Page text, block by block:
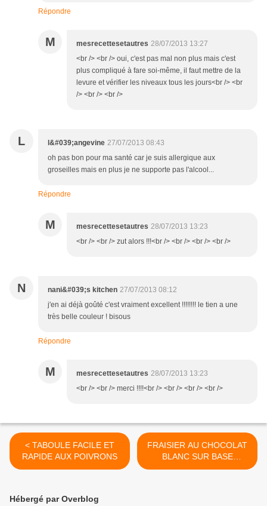
Répondre
M mesrecettesetautres 28/07/2013 13:27
<br /> <br /> oui, c'est pas mal non plus mais c'est
plus compliqué à fare soi-même, il faut mettre de la
levure et vérifier les niveaux tous les jours<br /> <br
/> <br /> <br />
L l&#039;angevine 27/07/2013 08:43
oh pas bon pour ma santé car je suis allergique aux
groseilles mais en plus je ne supporte pas l'alcool...
Répondre
M mesrecettesetautres 28/07/2013 13:23
<br /> <br /> zut alors !!!<br /> <br /> <br /> <br />
N nani&#039;s kitchen 27/07/2013 08:12
j'en ai déjà goûté c'est vraiment excellent !!!!!!!! le tien a une
très belle couleur ! bisous
Répondre
M mesrecettesetautres 28/07/2013 13:23
<br /> <br /> merci !!!!<br /> <br /> <br /> <br />
< TABOULE FACILE ET
RAPIDE AUX POIVRONS
FRAISIER AU CHOCOLAT
BLANC SUR BASE
PISTACHE >
Hébergé par Overblog